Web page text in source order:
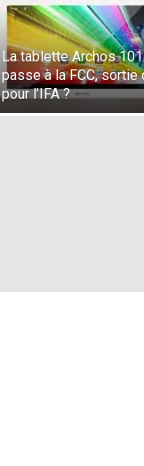
La tablette Archos
passe à la FCC,
pour l’IFA ?